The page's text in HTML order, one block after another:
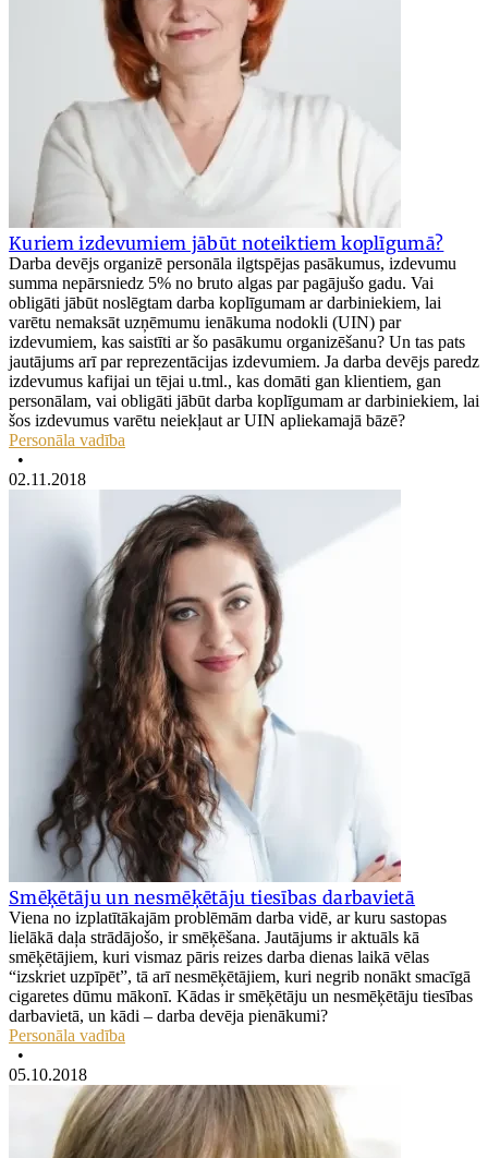
Kuriem izdevumiem jābūt noteiktiem koplīgumā?
Darba devējs organizē personāla ilgtspējas pasākumus, izdevumu
summa nepārsniedz 5% no bruto algas par pagājušo gadu. Vai
obligāti jābūt noslēgtam darba koplīgumam ar darbiniekiem, lai
varētu nemaksāt uzņēmumu ienākuma nodokli (UIN) par
izdevumiem, kas saistīti ar šo pasākumu organizēšanu? Un tas pats
jautājums arī par reprezentācijas izdevumiem. Ja darba devējs paredz
izdevumus kafijai un tējai u.tml., kas domāti gan klientiem, gan
personālam, vai obligāti jābūt darba koplīgumam ar darbiniekiem, lai
šos izdevumus varētu neiekļaut ar UIN apliekamajā bāzē?
Personāla vadība
•
02.11.2018
Smēķētāju un nesmēķētāju tiesības darbavietā
Viena no izplatītākajām problēmām darba vidē, ar kuru sastopas
lielākā daļa strādājošo, ir smēķēšana. Jautājums ir aktuāls kā
smēķētājiem, kuri vismaz pāris reizes darba dienas laikā vēlas
“izskriet uzpīpēt”, tā arī nesmēķētājiem, kuri negrib nonākt smacīgā
cigaretes dūmu mākonī. Kādas ir smēķētāju un nesmēķētāju tiesības
darbavietā, un kādi – darba devēja pienākumi?
Personāla vadība
•
05.10.2018